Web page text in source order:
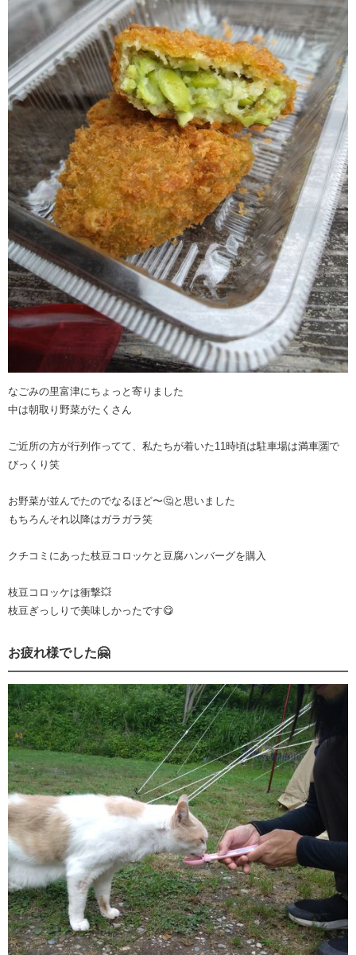
なごみの里富津にちょっと寄りました
中は朝取り野菜がたくさん
ご近所の方が行列作ってて、私たちが着いた11時頃は駐車場は満車🈵で
びっくり笑
お野菜が並んでたのでなるほど〜🤔と思いました
もちろんそれ以降はガラガラ笑
クチコミにあった枝豆コロッケと豆腐ハンバーグを購入
枝豆コロッケは衝撃💥
枝豆ぎっしりで美味しかったです😋
お疲れ様でした🤗